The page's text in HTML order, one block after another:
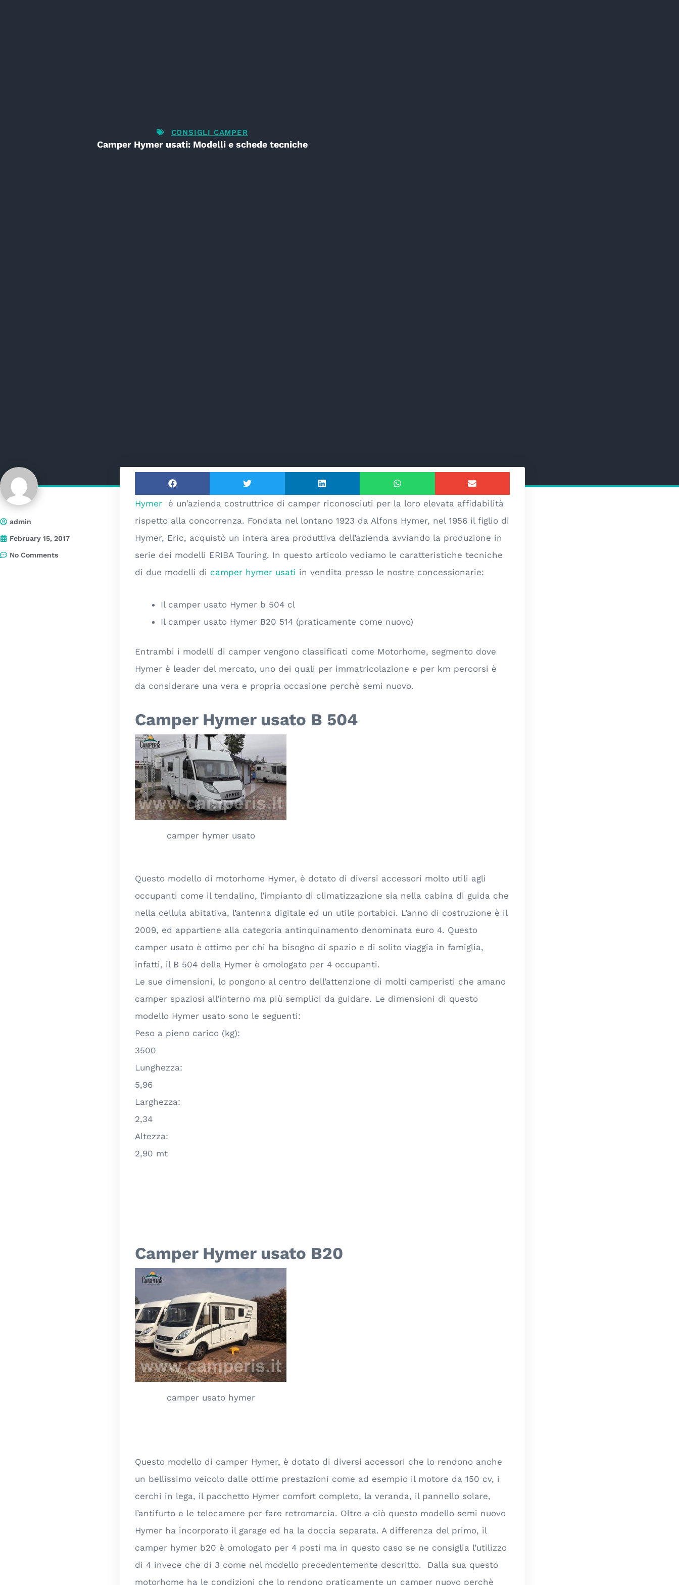
CONSIGLI CAMPER
Camper Hymer usati: Modelli e schede tecniche
admin
February 15, 2017
No Comments
Hymer è un’azienda costruttrice di camper riconosciuti per la loro elevata affidabilità
rispetto alla concorrenza. Fondata nel lontano 1923 da Alfons Hymer, nel 1956 il figlio di
Hymer, Eric, acquistò un intera area produttiva dell’azienda avviando la produzione in
serie dei modelli ERIBA Touring. In questo articolo vediamo le caratteristiche tecniche
di due modelli di camper hymer usati in vendita presso le nostre concessionarie:
Il camper usato Hymer b 504 cl
Il camper usato Hymer B20 514 (praticamente come nuovo)
Entrambi i modelli di camper vengono classificati come Motorhome, segmento dove
Hymer è leader del mercato, uno dei quali per immatricolazione e per km percorsi è
da considerare una vera e propria occasione perchè semi nuovo.
Camper Hymer usato B 504
camper hymer usato
Questo modello di motorhome Hymer, è dotato di diversi accessori molto utili agli
occupanti come il tendalino, l’impianto di climatizzazione sia nella cabina di guida che
nella cellula abitativa, l’antenna digitale ed un utile portabici. L’anno di costruzione è il
2009, ed appartiene alla categoria antinquinamento denominata euro 4. Questo
camper usato è ottimo per chi ha bisogno di spazio e di solito viaggia in famiglia,
infatti, il B 504 della Hymer è omologato per 4 occupanti.
Le sue dimensioni, lo pongono al centro dell’attenzione di molti camperisti che amano
camper spaziosi all’interno ma più semplici da guidare. Le dimensioni di questo
modello Hymer usato sono le seguenti:
Peso a pieno carico (kg):
3500
Lunghezza:
5,96
Larghezza:
2,34
Altezza:
2,90 mt
Camper Hymer usato B20
camper usato hymer
Questo modello di camper Hymer, è dotato di diversi accessori che lo rendono anche
un bellissimo veicolo dalle ottime prestazioni come ad esempio il motore da 150 cv, i
cerchi in lega, il pacchetto Hymer comfort completo, la veranda, il pannello solare,
l’antifurto e le telecamere per fare retromarcia. Oltre a ciò questo modello semi nuovo
Hymer ha incorporato il garage ed ha la doccia separata. A differenza del primo, il
camper hymer b20 è omologato per 4 posti ma in questo caso se ne consiglia l’utilizzo
di 4 invece che di 3 come nel modello precedentemente descritto. Dalla sua questo
motorhome ha le condizioni che lo rendono praticamente un camper nuovo perchè